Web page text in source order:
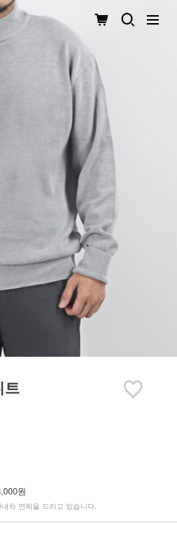
트
원
차 연락을 드리고 있습니다.